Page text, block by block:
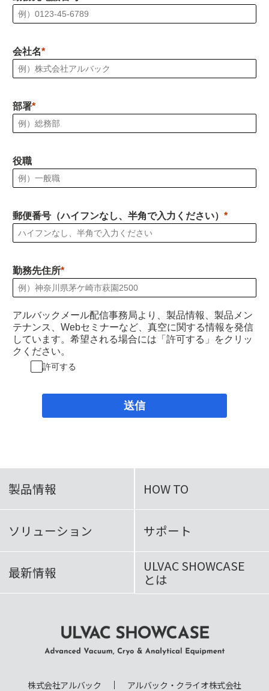
会社名
部署
役職
郵便番号（ハイフンなし、半角で入力ください）
勤務先住所
アルバックメール配信事務局より、製品情報、製品メン
テナンス、Webセミナーなど、真空に関する情報を発信
しています。希望される場合には「許可する」をクリッ
クください。
許可する
送信
製品情報 HOW TO
ソリューション サポート
最新情報 ULVAC SHOWCASE
とは
Vacuum, Cryo & Analytical
株式会社アルバック アルバック・クライオ株式会社